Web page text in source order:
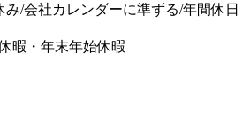
み/会社カレンダーに準ずる/年間休日
暇・年末年始休暇